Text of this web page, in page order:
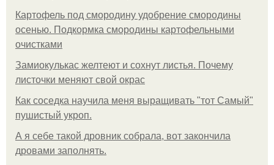
Картофель под смородину удобрение смородины
осенью. Подкормка смородины картофельными
очистками
Замиокулькас желтеют и сохнут листья. Почему
листочки меняют свой окрас
Как соседка научила меня выращивать "тот Самый"
пушистый укроп.
А я себе такой дровник собрала, вот закончила
дровами заполнять.